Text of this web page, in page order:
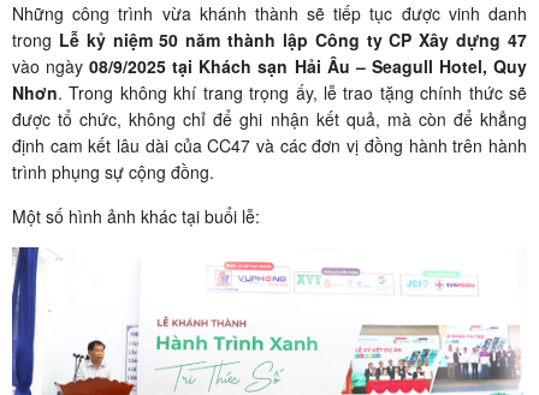
Những công trình vừa khánh thành sẽ tiếp tục được vinh danh
trong Lễ kỷ niệm 50 năm thành lập Công ty CP Xây dựng 47
vào ngày08/9/2025 tại Khách sạn Hải Âu – Seagull Hotel, Quy
Nhơn. Trong không khí trang trọng ấy, lễ trao tặng chính thức sẽ
được tổ chức, không chỉ để ghi nhận kết quả, mà còn để khẳng
định cam kết lâu dài của CC47 và các đơn vị đồng hành trên hành
trình phụng sự cộng đồng.
Một số hình ảnh khác tại buổi lễ: